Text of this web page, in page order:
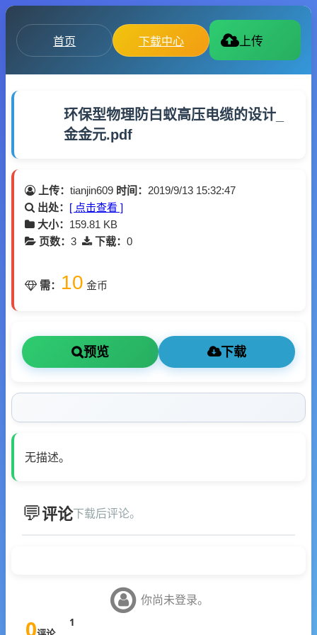
首页 下载中心 上传
环保型物理防白蚁高压电缆的设计_
金金元.pdf
上传： tianjin609 时间： 2019/9/13 15:32:47
出处： [ 点击查看 ]
大小： 159.81 KB
页数： 3 下载： 0
需： 10 金币
预览 下载
无描述。
评论下载后评论。
你尚未登录。
0 1